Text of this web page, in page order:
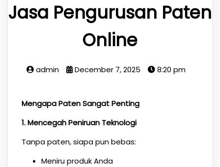
Jasa Pengurusan Paten
Online
admin December 7, 2025 8:20 pm
Mengapa Paten Sangat Penting
1. Mencegah Peniruan Teknologi
Tanpa paten, siapa pun bebas:
Meniru produk Anda